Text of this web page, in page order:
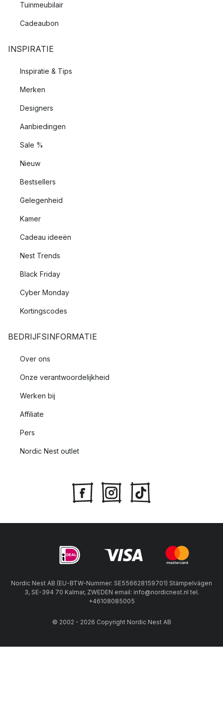
Tuinmeubilair
Cadeaubon
INSPIRATIE
Inspiratie & Tips
Merken
Designers
Aanbiedingen
Sale %
Nieuw
Bestsellers
Gelegenheid
Kamer
Cadeau ideeën
Nest Trends
Black Friday
Cyber Monday
Kortingscodes
BEDRIJFSINFORMATIE
Over ons
Onze verantwoordelijkheid
Werken bij
Affiliate
Pers
Nordic Nest outlet
Nordic Nest AB (EU-BTW-Nummer: SE556628159701) Stämpelvägen
3, SE-394 70 Kalmar, ZWEDEN email: info@nordicnest.nl tel.
+46108085005
© 2002 - 2026 Copyright Nordic Nest AB